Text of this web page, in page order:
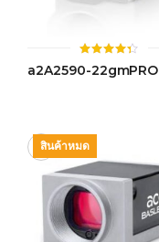
ให้
คะแนน
a2A2590-22gmPRO
สินค้าหมด